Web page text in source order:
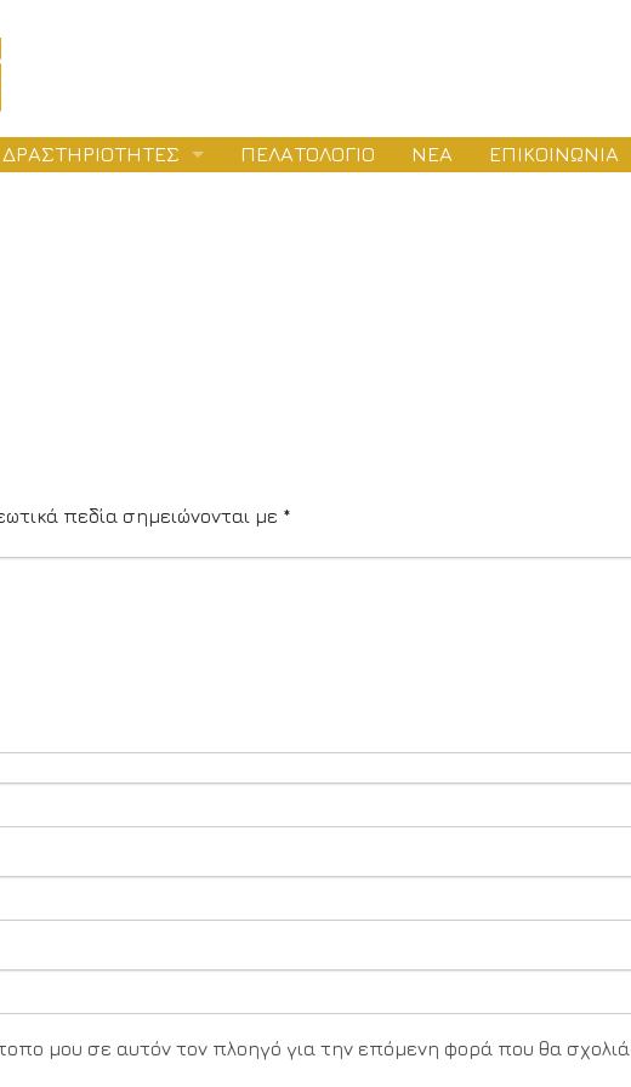
ΔΡΑΣΤΗΡΙΟΤΗΤΕΣ
ΠΕΛΑΤΟΛΟΓΙΟ ΝΕΑ ΕΠΙΚΟΙΝΩΝΙΑ
πεδία σημειώνονται με *
μου σε αυτόν τον πλοηγό για την επόμενη φορά που θα